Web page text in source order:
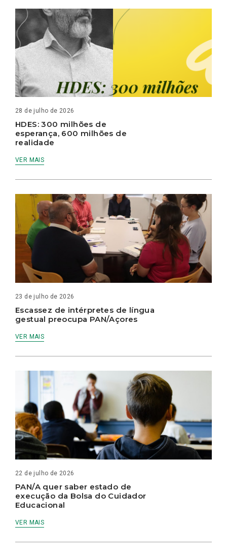
28 de julho de 2026
HDES: 300 milhões de
esperança, 600 milhões de
realidade
VER MAIS
23 de julho de 2026
Escassez de intérpretes de língua
gestual preocupa PAN/Açores
VER MAIS
22 de julho de 2026
PAN/A quer saber estado de
execução da Bolsa do Cuidador
Educacional
VER MAIS